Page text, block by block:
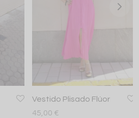
Vestido Plisado Flúor
45,00 €